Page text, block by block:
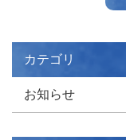
カテゴリ
お知らせ